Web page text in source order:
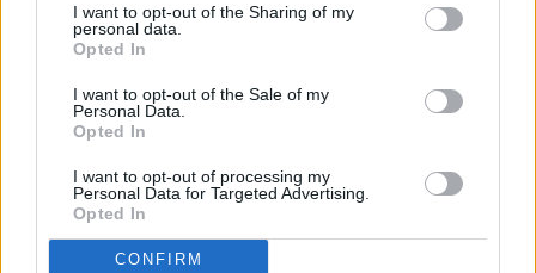
I want to opt-out of the Sharing of my
personal data.
Opted In
I want to opt-out of the Sale of my
Personal Data.
Opted In
I want to opt-out of processing my
Personal Data for Targeted Advertising.
Opted In
CONFIRM